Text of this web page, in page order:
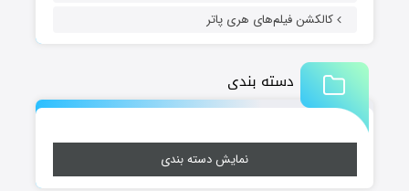
کالکشن فیلم‌های هری پاتر
دسته بندی
نمایش دسته بندی